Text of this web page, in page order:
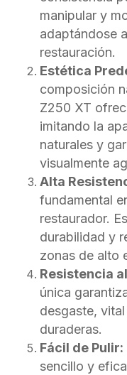
manipular y
adaptándose
restauración.
Estética
composición
Z250 XT
imitando la
naturales y
visualmente
Alta
fundamental
restaurador.
durabilidad y
zonas de alto
Resistencia
única
desgaste,
duraderas.
Fácil de Pulir:
sencillo y